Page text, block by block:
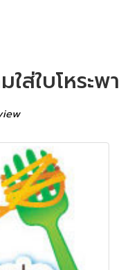
ส่ใบโหระพา